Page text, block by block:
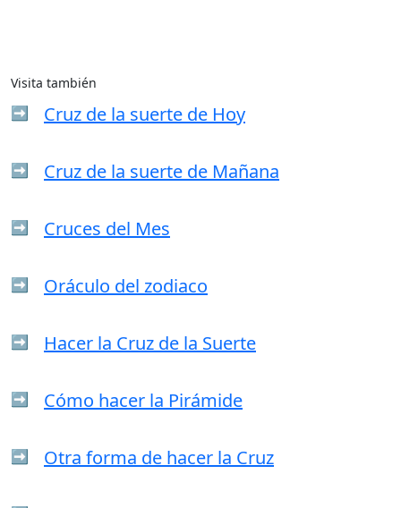
Visita también
➡️ Cruz de la suerte de Hoy
➡️ Cruz de la suerte de Mañana
➡️ Cruces del Mes
➡️ Oráculo del zodiaco
➡️ Hacer la Cruz de la Suerte
➡️ Cómo hacer la Pirámide
➡️ Otra forma de hacer la Cruz